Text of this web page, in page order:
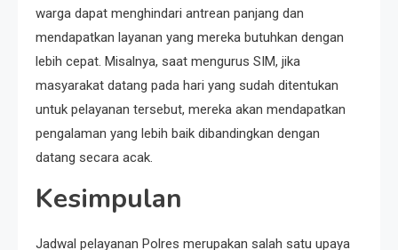
warga dapat menghindari antrean panjang dan
mendapatkan layanan yang mereka butuhkan dengan
lebih cepat. Misalnya, saat mengurus SIM, jika
masyarakat datang pada hari yang sudah ditentukan
untuk pelayanan tersebut, mereka akan mendapatkan
pengalaman yang lebih baik dibandingkan dengan
datang secara acak.
Kesimpulan
Jadwal pelayanan Polres merupakan salah satu upaya